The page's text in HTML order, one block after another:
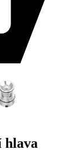
hlava